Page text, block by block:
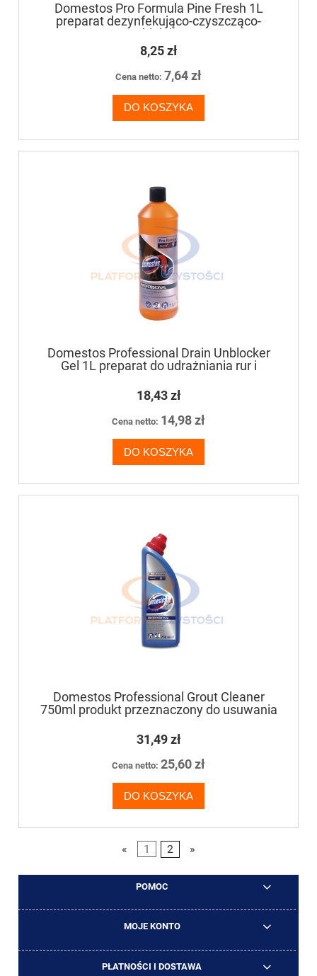
Domestos Pro Formula Pine Fresh 1L
preparat dezynfekująco-czyszcząco-
wybielający
8,25 zł
Cena netto: 7,64 zł
DO KOSZYKA
Domestos Professional Drain Unblocker
Gel 1L preparat do udrażniania rur i
odpływów ściekowych
18,43 zł
Cena netto: 14,98 zł
DO KOSZYKA
Domestos Professional Grout Cleaner
750ml produkt przeznaczony do usuwania
pleśni z fug i innych twardych powierzchni
31,49 zł
Cena netto: 25,60 zł
DO KOSZYKA
« 1 2 »
POMOC
MOJE KONTO
PŁATNOŚCI I DOSTAWA